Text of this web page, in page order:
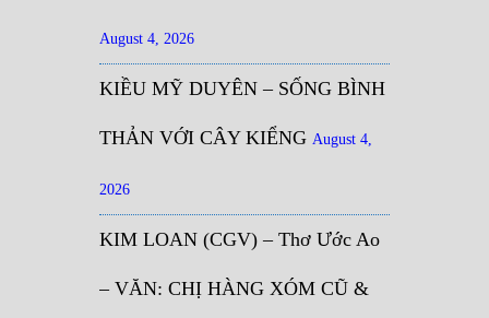
August 4, 2026
KIỀU MỸ DUYÊN – SỐNG BÌNH
THẢN VỚI CÂY KIỂNG August 4,
2026
KIM LOAN (CGV) – Thơ Ước Ao
– VĂN: CHỊ HÀNG XÓM CŨ &